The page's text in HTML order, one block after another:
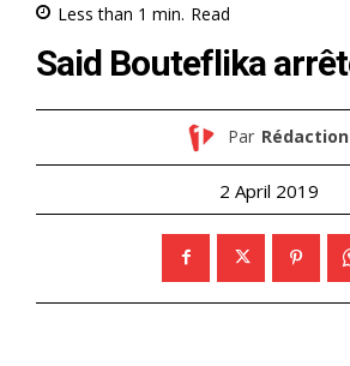
Less than 1 min. Read
Said Bouteflika
Par Rédaction
2 April 2019